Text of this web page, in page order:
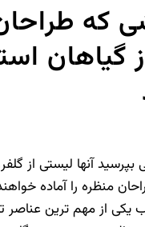
که
گیاهان
بپرسید آنها لیستی از
منظره را آماده
یکی از مهم ترین عناصر